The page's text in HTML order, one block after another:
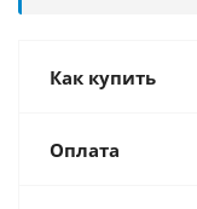
Как купить
Оплата